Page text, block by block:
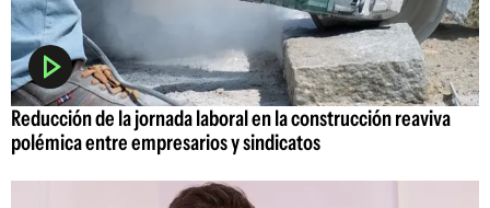
Reducción de la jornada laboral en la construcción reaviva
polémica entre empresarios y sindicatos